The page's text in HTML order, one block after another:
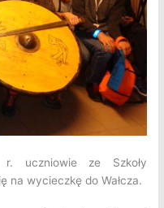
uczniowie ze Szkoły
na wycieczkę do Wałcza.